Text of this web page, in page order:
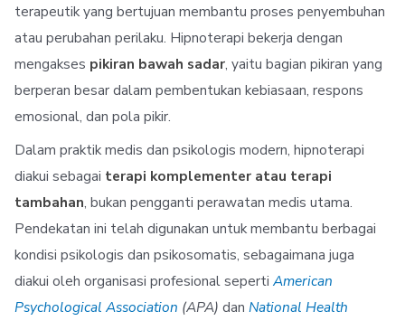
terapeutik yang bertujuan membantu proses penyembuhan
atau perubahan perilaku. Hipnoterapi bekerja dengan
mengakses pikiran bawah sadar, yaitu bagian pikiran yang
berperan besar dalam pembentukan kebiasaan, respons
emosional, dan pola pikir.
Dalam praktik medis dan psikologis modern, hipnoterapi
diakui sebagai terapi komplementer atau terapi
tambahan, bukan pengganti perawatan medis utama.
Pendekatan ini telah digunakan untuk membantu berbagai
kondisi psikologis dan psikosomatis, sebagaimana juga
diakui oleh organisasi profesional sepertiAmerican
Psychological Association (APA) danNational Health